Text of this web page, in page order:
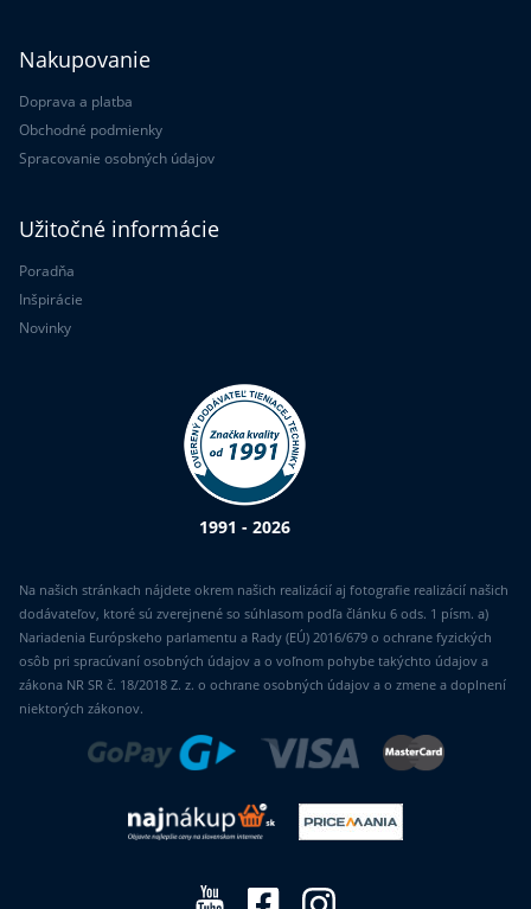
Nakupovanie
Doprava a platba
Obchodné podmienky
Spracovanie osobných údajov
Užitočné informácie
Poradňa
Inšpirácie
Novinky
1991 - 2026
Na našich stránkach nájdete okrem našich realizácií aj fotografie realizácií našich
dodávateľov, ktoré sú zverejnené so súhlasom podľa článku 6 ods. 1 písm. a)
Nariadenia Európskeho parlamentu a Rady (EÚ) 2016/679 o ochrane fyzických
osôb pri spracúvaní osobných údajov a o voľnom pohybe takýchto údajov a
zákona NR SR č. 18/2018 Z. z. o ochrane osobných údajov a o zmene a doplnení
niektorých zákonov.